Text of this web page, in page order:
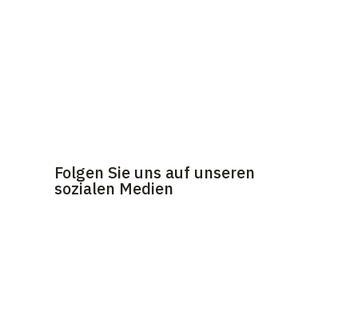
Folgen Sie uns auf unseren
sozialen Medien